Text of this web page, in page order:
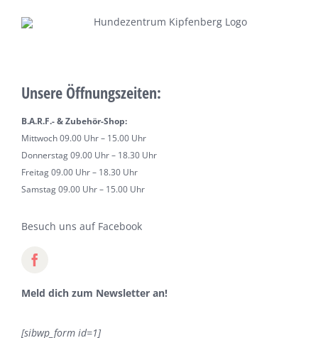
Unsere Öffnungszeiten:
B.A.R.F.- & Zubehör-Shop:
Mittwoch 09.00 Uhr – 15.00 Uhr
Donnerstag 09.00 Uhr – 18.30 Uhr
Freitag 09.00 Uhr – 18.30 Uhr
Samstag 09.00 Uhr – 15.00 Uhr
Besuch uns auf Facebook
Meld dich zum Newsletter an!
[sibwp_form id=1]